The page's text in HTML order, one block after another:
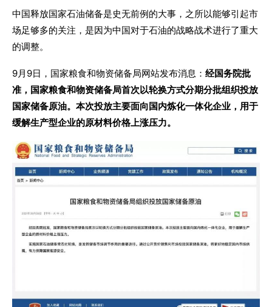
中国释放国家石油储备是史无前例的大事，之所以能够引起市
场足够多的关注，是因为中国对于石油的战略战术进行了重大
的调整。
9月9日，国家粮食和物资储备局网站发布消息： 经国务院批
准，国家粮食和物资储备局首次以轮换方式分期分批组织投放
国家储备原油。本次投放主要面向国内炼化一体化企业，用于
缓解生产型企业的原材料价格上涨压力。